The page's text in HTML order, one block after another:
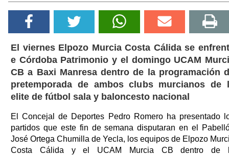
El viernes Elpozo Murcia Costa Cálida se
e Córdoba Patrimonio y el domingo UCAM
CB a Baxi Manresa dentro de la programación
pretemporada de ambos clubs murcianos de
elite de fútbol sala y baloncesto nacional
El Concejal de Deportes Pedro Romero ha presentado
partidos que este fin de semana disputaran en el
José Ortega Chumilla de Yecla, los equipos de Elpozo
Costa Cálida y el UCAM Murcia CB dentro de